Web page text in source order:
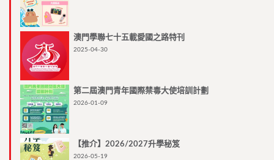
澳門學聯七十五載愛國之路特刊
2025-04-30
第二屆澳門青年國際禁毒大使培訓計劃
2026-01-09
【推介】2026/2027升學秘笈
2026-05-19